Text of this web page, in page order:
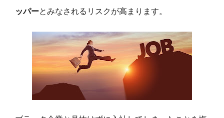
ッパーとみなされるリスクが高まります。